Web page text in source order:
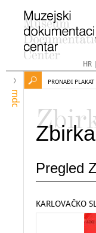
HR|
mdc
PRONAĐI PLAKAT
Pregled
KARLOVAČKO